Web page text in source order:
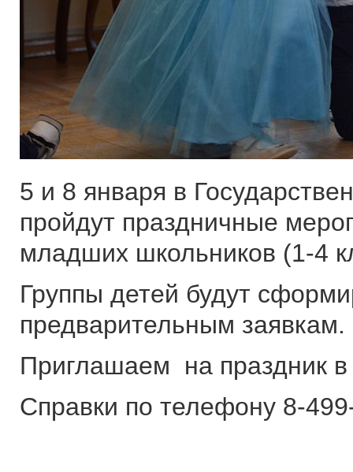
5 и 8 января в
пройдут праздничные
младших школьников (1-4
Группы детей будут
предварительным заявкам.
Приглашаем на праздник
Справки по телефону 8-